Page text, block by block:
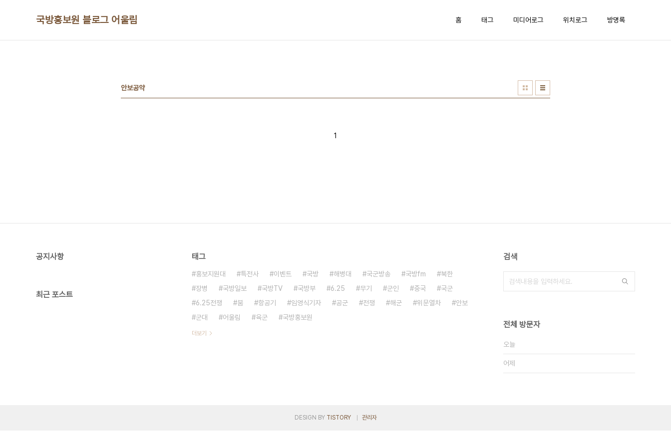
국방홍보원 블로그 어울림 홈 태그 미디어로그 위치로그 방명록
안보공약
1
공지사항
최근 포스트
태그
홍보지원대 특전사 이벤트 국방 해병대 국군방송 국방fm
북한
장병
국방일보 국방TV 국방부 6.25 무기 군인 중국
국군
6.25전쟁
붐 항공기 임영식기자 공군 전쟁 해군 위문열차
안보
군대
어울림 육군 국방홍보원
더보기
검색
전체 방문자
오늘
어제
DESIGN BY TISTORY 관리자